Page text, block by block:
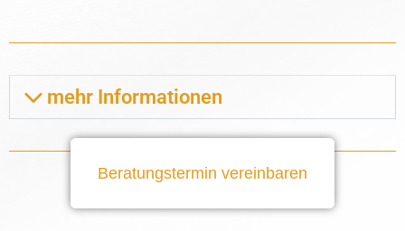
mehr Informationen
Beratungstermin vereinbaren